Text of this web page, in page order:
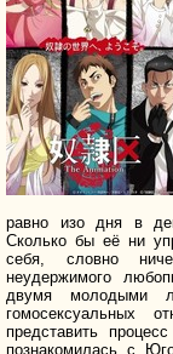
равно изо дня в
Сколько бы её ни
себя, словно
неудержимого
двумя молодыми
гомосексуальных
представить
познакомилась с